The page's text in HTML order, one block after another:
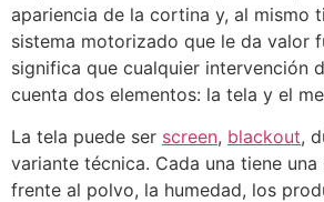
apariencia de la cortina y, al mismo
sistema motorizado que le da valor
significa que cualquier intervención
cuenta dos elementos: la tela y el
La tela puede ser screen, blackout,
variante técnica. Cada una tiene
frente al polvo, la humedad, los